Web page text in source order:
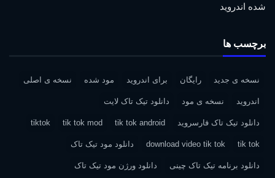
شده اندروید
برچسب ها
نسخه ی جدید رایگان برای اندروید مود شده نسخه ی اصلی
اندروید نسخه ی مود دانلود تیک تاک لایت
دانلود تیک تاک فارسروید tik tok android
tik tok mod
tiktok
tik tok
download video tik tok دانلود مود تیک تاک
دانلود برنامه تیک تاک چینی دانلود ورژن مود تیک تاک